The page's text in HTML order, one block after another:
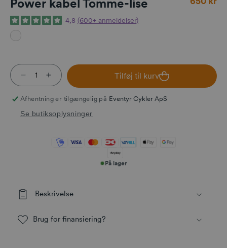
Power kabel Tomme-lise
4,8 (600+ anmeldelser)
Reducer antallet for Power kabel Tomme-lise
Øg antallet for Power kabel Tomme-lise
Tilføj til kurv
Afhentning er tilgængelig på Eventyr Cykler ApS
Se butiksoplysninger
På lager
Beskrivelse
Brug for finansiering?